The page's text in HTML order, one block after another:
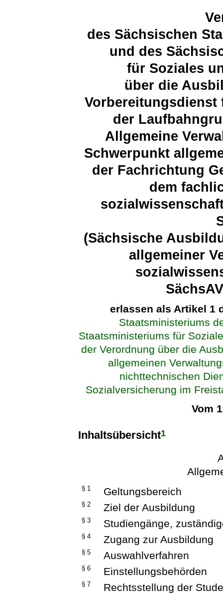
des Sächsischen
und des
für Soziales
über die
Vorbereitungsdienst
der
Allgemeine
Schwerpunkt
der Fachrichtung
dem
(Sächsische
allgemeiner
erlassen als Artikel 1
Staatsministeriums
Staatsministeriums für
der Verordnung über die
allgemeinen
nichttechnischen
Sozialversicherung im
Vom
Inhaltsübersicht1
§ 1 Geltungsbereich
§ 2 Ziel der Ausbildung
§ 3 Studiengänge,
§ 4 Zugang zur Ausbildung
§ 5 Auswahlverfahren
§ 6 Einstellungsbehörden
§ 7
Rechtsstellung der